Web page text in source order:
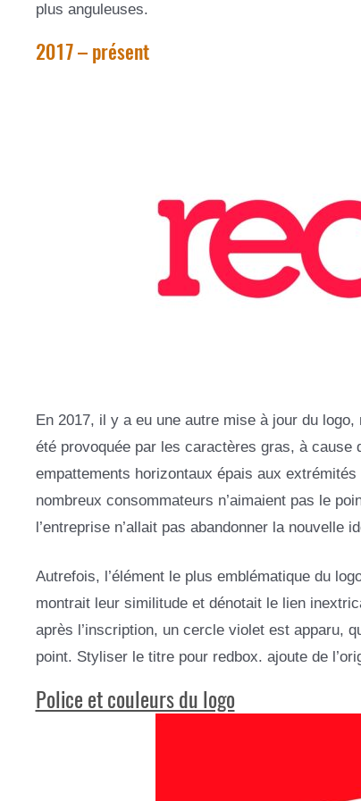
plus anguleuses.
2017 – présent
En 2017, il y a eu une autre mise à jour du
été provoquée par les caractères gras, à cause
empattements horizontaux épais aux
nombreux consommateurs n’aimaient pas le
l’entreprise n’allait pas abandonner la nouvelle
Autrefois, l’élément le plus emblématique du
montrait leur similitude et dénotait le lien
après l’inscription, un cercle violet est apparu,
point. Styliser le titre pour redbox. ajoute de
Police et couleurs du logo